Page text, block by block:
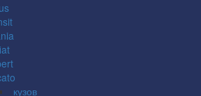
кузов